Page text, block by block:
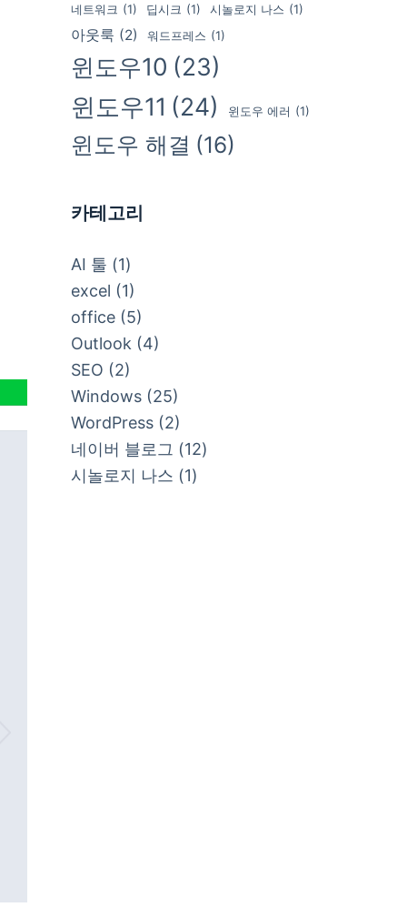
네트워크 (1) 딥시크 (1) 시놀로지 나스 (1)
아웃룩 (2) 워드프레스 (1)
윈도우10 (23)
윈도우11 (24) 윈도우 에러 (1)
윈도우 해결 (16)
카테고리
AI 툴 (1)
excel (1)
office (5)
Outlook (4)
SEO (2)
Windows (25)
WordPress (2)
네이버 블로그 (12)
시놀로지 나스 (1)